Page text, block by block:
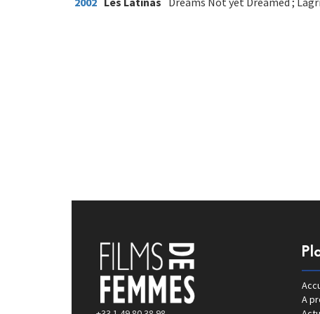
A